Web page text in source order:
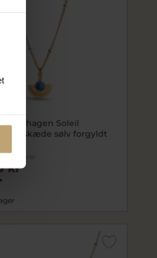
Soleil
halskæde sølv forgyldt
kr